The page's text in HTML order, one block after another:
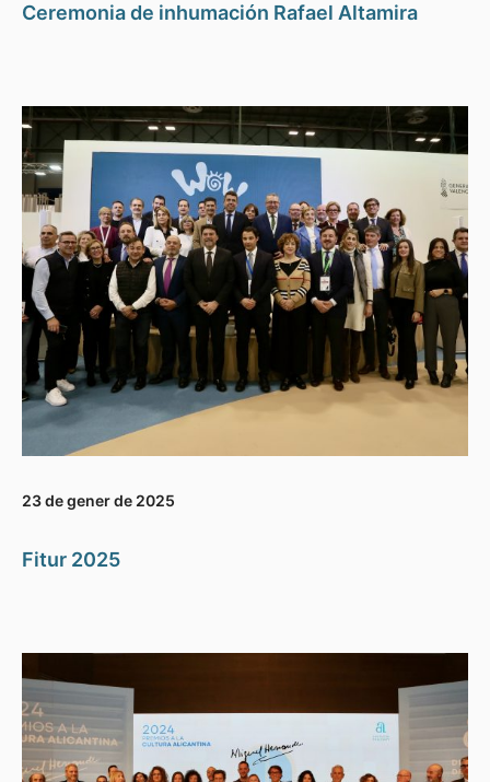
Ceremonia de inhumación Rafael Altamira
23 de gener de 2025
Fitur 2025